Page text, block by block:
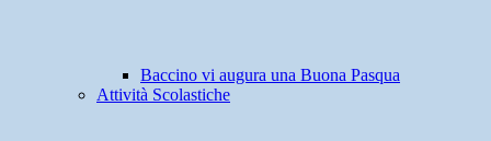
Baccino vi augura una Buona Pasqua
Attività Scolastiche